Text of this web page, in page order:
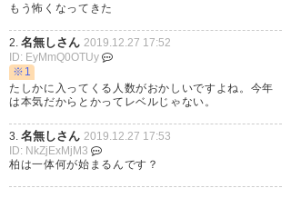
今年レイソルどうしたんや？ジ
ュビロの大南から始まり、鳥栖
の高橋、新潟から河口、戸嶋、
湘南の神谷、岡山から仲間、ガ
ンバから呉屋、今のところ鳥栖
の三丸。呉屋は違うクラブに行
もう怖くなってきた
2. 名無しさん 2019.12.27 17:52
ID: EyMmQ0OTUy
※1
たしかに入ってくる人数がおかしいですよね。今年
は本気だからとかってレベルじゃない。
3. 名無しさん 2019.12.27 17:53
ID: NkZjExMjM3
柏は一体何が始まるんです？